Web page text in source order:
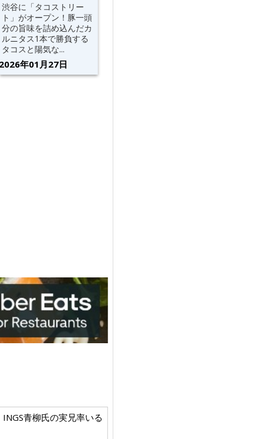
渋谷に「タコストリー
ト」がオープン！豚一頭
分の旨味を詰め込んだカ
ルニタス1本で勝負する
タコスと陽気な...
年01月27日
青柳氏の実兄率いる